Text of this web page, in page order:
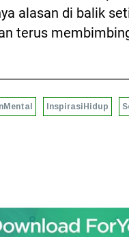
alasan di balik
terus
InspirasiHidup